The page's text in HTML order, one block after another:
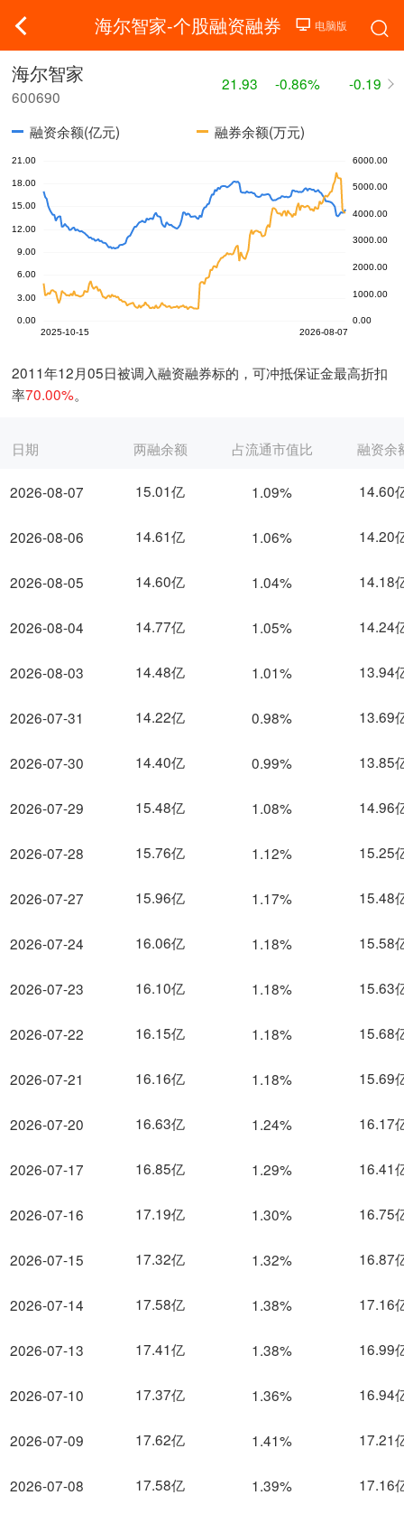
海尔智家-个股融资融券
海尔智家
600690
21.93 -0.86% -0.19
融资余额(亿元) 融券余额(万元)
2011年12月05日被调入融资融券标的，可冲抵保证金最高折扣
率70.00%。
日期
2026-08-07
2026-08-06
2026-08-05
2026-08-04
2026-08-03
2026-07-31
2026-07-30
2026-07-29
2026-07-28
2026-07-27
2026-07-24
2026-07-23
2026-07-22
2026-07-21
2026-07-20
2026-07-17
2026-07-16
2026-07-15
2026-07-14
2026-07-13
2026-07-10
2026-07-09
2026-07-08
两融余额 占流通市值比 融资余
15.01亿 1.09% 14.60
14.61亿 1.06% 14.20
14.60亿 1.04% 14.18
14.77亿 1.05% 14.24
14.48亿 1.01% 13.94
14.22亿 0.98% 13.69
14.40亿 0.99% 13.85
15.48亿 1.08% 14.96
15.76亿 1.12% 15.25
15.96亿 1.17% 15.48
16.06亿 1.18% 15.58
16.10亿 1.18% 15.63
16.15亿 1.18% 15.68
16.16亿 1.18% 15.69
16.63亿 1.24% 16.17
16.85亿 1.29% 16.41
17.19亿 1.30% 16.75
17.32亿 1.32% 16.87
17.58亿 1.38% 17.16
17.41亿 1.38% 16.99
17.37亿 1.36% 16.94
17.62亿 1.41% 17.21
17.58亿 1.39% 17.16